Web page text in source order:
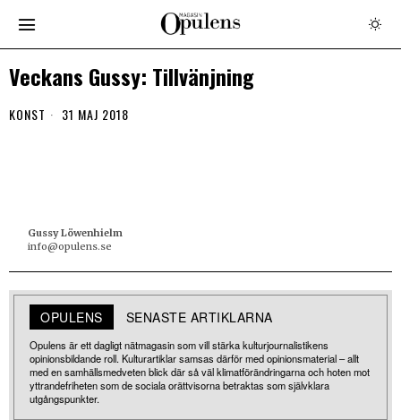
Veckans Gussy: Tillvänjning
KONST 31 MAJ 2018
Gussy Löwenhielm
info@opulens.se
OPULENS SENASTE ARTIKLARNA
Opulens är ett dagligt nätmagasin som vill stärka kulturjournalistikens
opinionsbildande roll. Kulturartiklar samsas därför med opinionsmaterial – allt
med en samhällsmedveten blick där så väl klimatförändringarna och hoten mot
yttrandefriheten som de sociala orättvisorna betraktas som självklara
utgångspunkter.